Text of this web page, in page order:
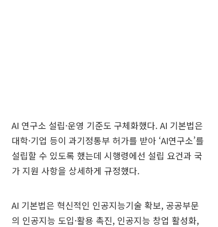
AI 연구소 설립·운영 기준도 구체화했다. AI 기본법은
대학·기업 등이 과기정통부 허가를 받아 ‘AI연구소’를
설립할 수 있도록 했는데 시행령에선 설립 요건과 국
가 지원 사항을 상세하게 규정했다.
AI 기본법은 혁신적인 인공지능기술 확보, 공공부문
의 인공지능 도입·활용 촉진, 인공지능 창업 활성화,